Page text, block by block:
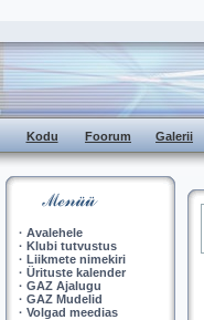
Kodu Foorum Galerii
· Avalehele
· Klubi tutvustus
· Liikmete nimekiri
· Ürituste kalender
· GAZ Ajalugu
· GAZ Mudelid
· Volgad meedias